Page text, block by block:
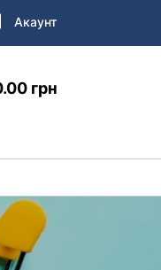
Акаунт
грн